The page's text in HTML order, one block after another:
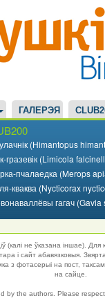
ГАЛЕРЭЯ
(Himantopus
гразевік (Limicola
пчалаедка (Merops
кваква (Nycticorax
гагач
(калі не ўказана іншае).
і сайт абавязковыя.
фотасерыі на пост,
на сайце.
by the authors. Please